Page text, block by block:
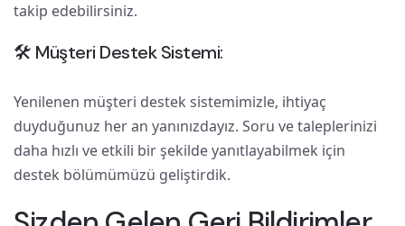
takip edebilirsiniz.
🛠️ Müşteri Destek Sistemi:
Yenilenen müşteri destek sistemimizle, ihtiyaç
duyduğunuz her an yanınızdayız. Soru ve taleplerinizi
daha hızlı ve etkili bir şekilde yanıtlayabilmek için
destek bölümümüzü geliştirdik.